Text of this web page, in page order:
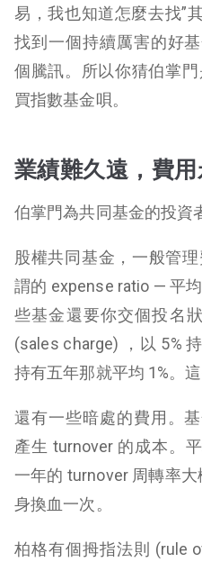
易，我也知道怎麼去找”
找到一個持續厲害的好
個騰訊。所以你猜伯掌
買指數基金唄。
業績難久遠，費
伯掌門為共同基金的投資
股權共同基金，一般管
謂的 expense ratio — 平
些基金還要你交個投名
(sales charge) ，以 5%
持有五年那就平均 1%。
還有一些暗處的費用。
產生 turnover 的成本。
一年的 turnover 周轉率
身換血一次。
柏格有個拇指法則 (rule